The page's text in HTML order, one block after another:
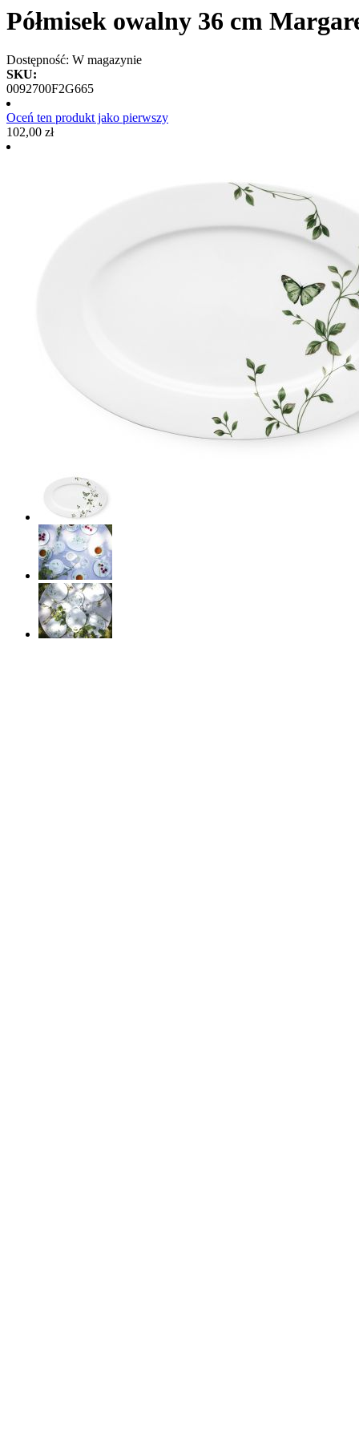
Półmisek owalny 36 cm
Dostępność: W magazynie
SKU:
0092700F2G665
Oceń ten produkt jako pierwszy
102,00 zł